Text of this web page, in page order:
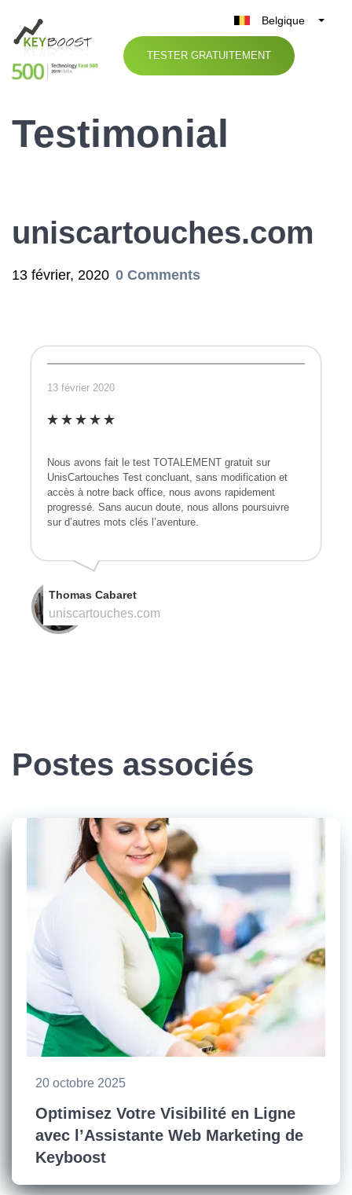
Belgique
België
Nederland
TESTER GRATUITEMENT
Testimonial
uniscartouches.com
13 février, 2020 0 Comments
13 février 2020
Nous avons fait le test TOTALEMENT gratuit sur
UnisCartouches Test concluant, sans modification et
accès à notre back office, nous avons rapidement
progressé. Sans aucun doute, nous allons poursuivre
sur d’autres mots clés l’aventure.
Thomas Cabaret
uniscartouches.com
Postes associés
20 octobre 2025
Optimisez Votre Visibilité en Ligne
avec l’Assistante Web Marketing de
Keyboost